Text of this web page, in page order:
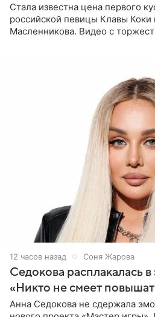
Стала известна цена первого
российской певицы Клавы
Масленникова. Видео с
12 часов назад Соня Жарова
Седокова расплакалась
«Никто не смеет
Анна Седокова не сдержала